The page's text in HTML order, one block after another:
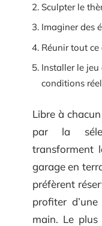
Sculpter le
Imaginer des
Réunir tout ce
Installer le jeu
conditions
Libre à
par la
transforment
garage en
préfèrent
profiter
main. Le plus